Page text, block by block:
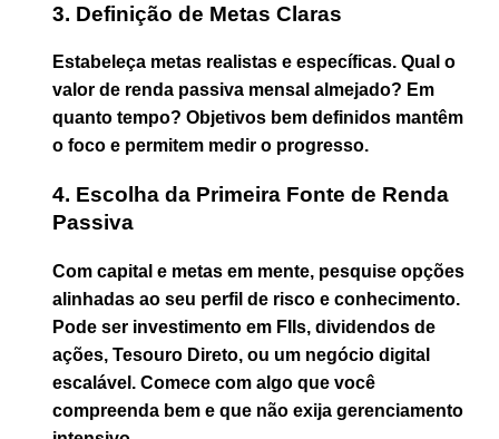
3. Definição de Metas Claras
Estabeleça metas realistas e específicas. Qual o
valor de renda passiva mensal almejado? Em
quanto tempo? Objetivos bem definidos mantêm
o foco e permitem medir o progresso.
4. Escolha da Primeira Fonte de Renda
Passiva
Com capital e metas em mente, pesquise opções
alinhadas ao seu perfil de risco e conhecimento.
Pode ser investimento em FIIs, dividendos de
ações, Tesouro Direto, ou um negócio digital
escalável. Comece com algo que você
compreenda bem e que não exija gerenciamento